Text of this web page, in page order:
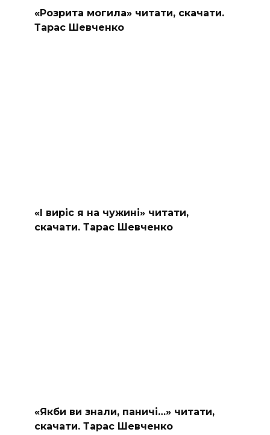
«Розрита могила» читати, скачати.
Тарас Шевченко
«І виріс я на чужині» читати,
скачати. Тарас Шевченко
«Якби ви знали, паничі…» читати,
скачати. Тарас Шевченко